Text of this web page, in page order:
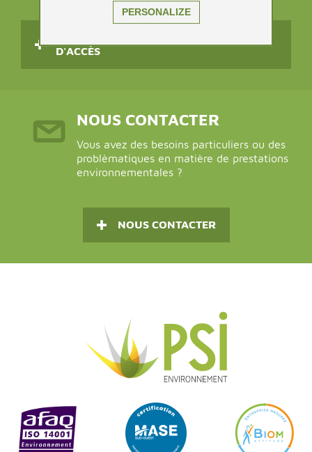
D'ACCÈS
NOUS CONTACTER
Vous avez des besoins particuliers ou des
problèmatiques en matière de prestations
environnementales ?
NOUS CONTACTER
PERSONALIZE